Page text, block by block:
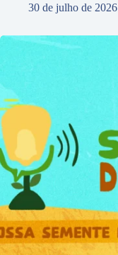
30 de julho de 2026